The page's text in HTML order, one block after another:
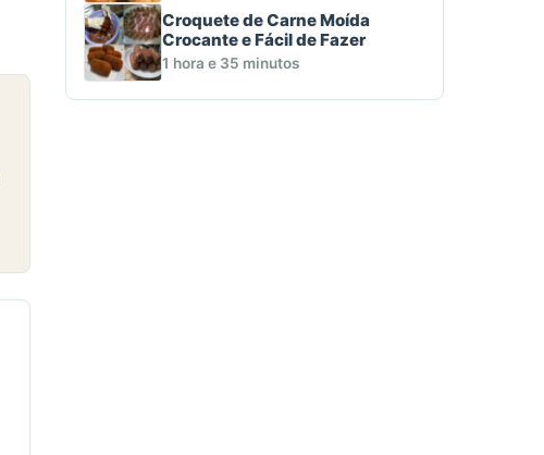
Croquete de Carne Moída
Crocante e Fácil de Fazer
1 hora e 35 minutos